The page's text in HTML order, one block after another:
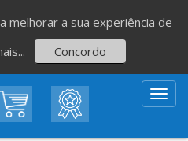
melhorar a sua experiência de
Concordo